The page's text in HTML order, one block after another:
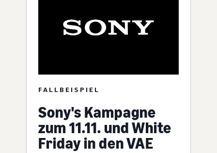
FALLBEISPIEL
Sony's Kampagne
zum 11.11. und White
Friday in den VAE